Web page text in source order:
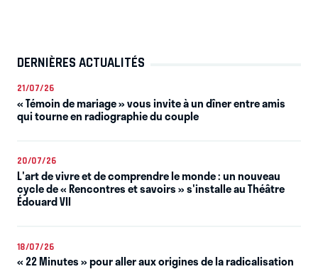
DERNIÈRES ACTUALITÉS
21/07/26
« Témoin de mariage » vous invite à un dîner entre amis
qui tourne en radiographie du couple
20/07/26
L'art de vivre et de comprendre le monde : un nouveau
cycle de « Rencontres et savoirs » s'installe au Théâtre
Édouard VII
18/07/26
« 22 Minutes » pour aller aux origines de la radicalisation